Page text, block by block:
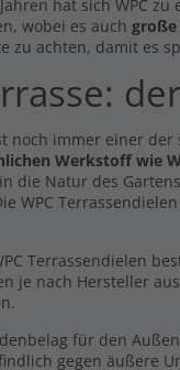
hat sich WPC
wobei es auch
zu achten, damit es
noch immer einer
Werkstoff wie
die Natur des
WPC
Terrassendielen
je nach Hersteller
für den
gegen äußere
XL Komplett Set 3m
-beidseitig-
€
zzgl.